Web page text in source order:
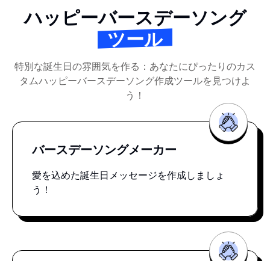
ハッピーバースデーソング
ツール
特別な誕生日の雰囲気を作る：あなたにぴったりのカス
タムハッピーバースデーソング作成ツールを見つけよ
う！
バースデーソングメーカー
愛を込めた誕生日メッセージを作成しましょ
う！